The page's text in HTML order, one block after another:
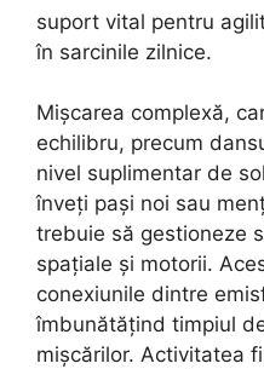
suport vital pentru
în sarcinile zilnice.
Mișcarea complexă,
echilibru, precum
nivel suplimentar de
înveți pași noi sau
trebuie să gestioneze
spațiale și motorii.
conexiunile dintre
îmbunătățind timpiul
mișcărilor. Activitatea